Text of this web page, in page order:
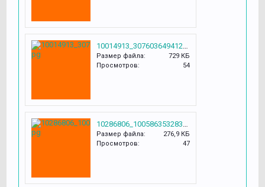
10014913_307603649412128_5590736513491949292_o.jpg
Размер файла:
729 КБ
Просмотров:
54
10286806_1005863532833195_9032980786729289104_o.jpg
Размер файла:
276,9 КБ
Просмотров:
47